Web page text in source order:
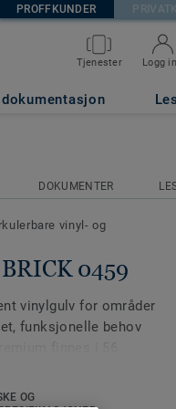
PROFFKUNDER
Tjenester Logg
DOKUMENTER
vinyl- og
0459
vinylgulv for områder
funksjonelle behov
OG